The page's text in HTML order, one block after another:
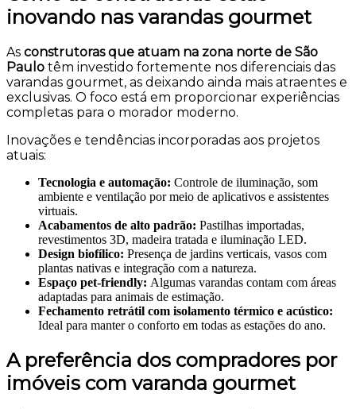
inovando nas varandas gourmet
As construtoras que atuam na zona norte de São
Paulo têm investido fortemente nos diferenciais das
varandas gourmet, as deixando ainda mais atraentes e
exclusivas. O foco está em proporcionar experiências
completas para o morador moderno.
Inovações e tendências incorporadas aos projetos
atuais:
Tecnologia e automação: Controle de iluminação, som
ambiente e ventilação por meio de aplicativos e assistentes
virtuais.
Acabamentos de alto padrão: Pastilhas importadas,
revestimentos 3D, madeira tratada e iluminação LED.
Design biofílico: Presença de jardins verticais, vasos com
plantas nativas e integração com a natureza.
Espaço pet-friendly: Algumas varandas contam com áreas
adaptadas para animais de estimação.
Fechamento retrátil com isolamento térmico e acústico:
Ideal para manter o conforto em todas as estações do ano.
A preferência dos compradores por
imóveis com varanda gourmet